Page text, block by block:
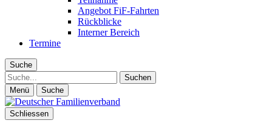
Angebot FiF-Fahrten
Rückblicke
Interner Bereich
Termine
Suche
Suche
Menü Suche
Schliessen